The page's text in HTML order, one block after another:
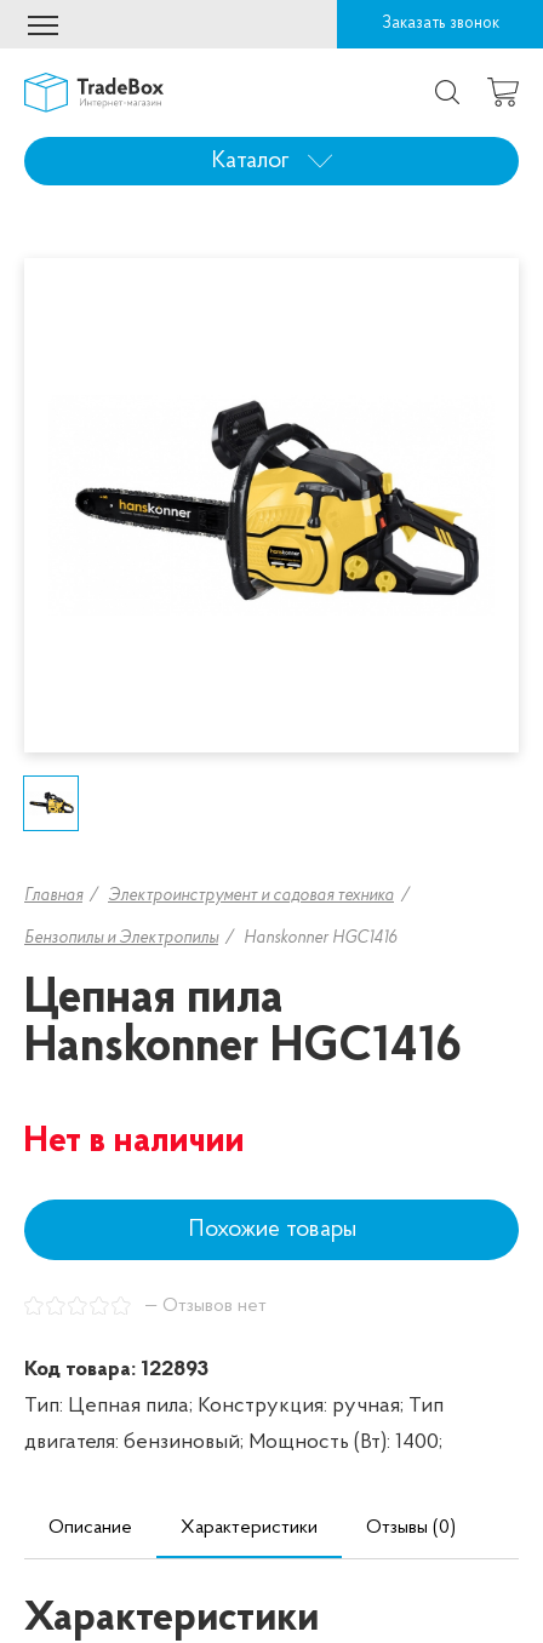
Заказать звонок
Каталог
Главная Электроинструмент и садовая техника
Бензопилы и Электропилы Hanskonner HGC1416
Цепная пила
Hanskonner HGC1416
Нет в наличии
Похожие товары
— Отзывов нет
Код товара: 122893
Тип: Цепная пила; Конструкция: ручная; Тип
двигателя: бензиновый; Мощность (Вт): 1400;
Описание Характеристики Отзывы (0)
Характеристики